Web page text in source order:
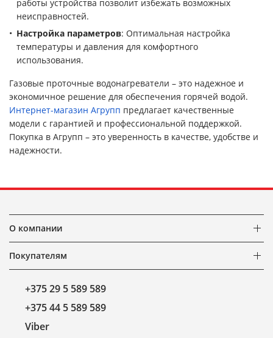
работы устройства позволит избежать возможных
неисправностей.
Настройка параметров: Оптимальная настройка
температуры и давления для комфортного
использования.
Газовые проточные водонагреватели – это надежное и
экономичное решение для обеспечения горячей водой.
Интернет-магазин Агрупп предлагает качественные
модели с гарантией и профессиональной поддержкой.
Покупка в Агрупп – это уверенность в качестве, удобстве и
надежности.
О компании
Покупателям
+375 29 5 589 589
+375 44 5 589 589
Viber